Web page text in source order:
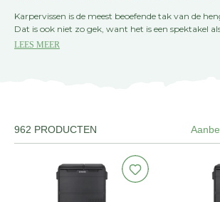
Karpervissen is de meest beoefende tak van de
Dat is ook niet zo gek, want het is een spektakel
karper aan de haak slaat. Je kunt op vele
LEES MEER
962 PRODUCTEN